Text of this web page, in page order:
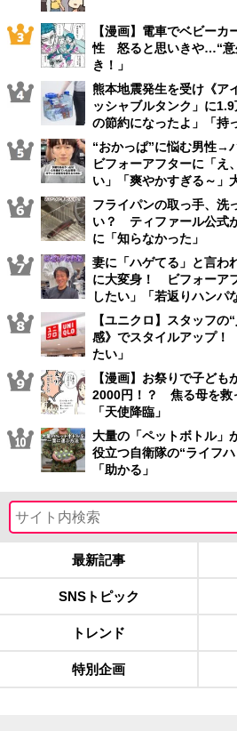
【漫画】電車でベビー
性 怒ると思いきや…“意
き！」
熊本地震発生を受け《ア
ッシャブルタンク」に
の節約になったよ」「持
“おかっぱ”に悩む男性→
ビフォーアフターに「え
い」「爽やかすぎる～」
フライパンの取っ手、洗
い？ ティファール公式
に「知らなかった」
妻に「ハゲてる」と言
に大変身！ ビフォーア
したい」「若返りハンパ
【ユニクロ】スタッフ
感》でスタイルアップ
たい」
【漫画】お祭りで子ど
2000円！？ 焦る母を救
「天使降臨」
大量の「ペットボトル
役立つ自衛隊の“ライフ
「助かる」
最新記事
SNSトピック
トレンド
特別企画